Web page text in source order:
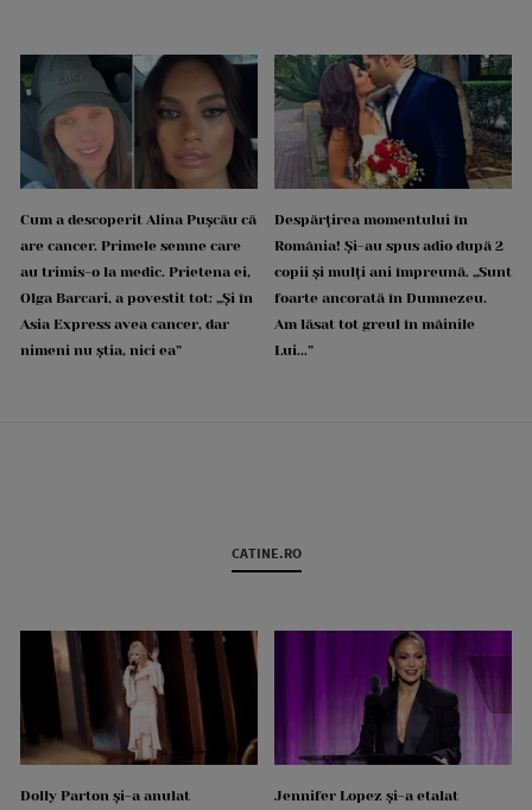
Cum a descoperit Alina Pușcău că
are cancer. Primele semne care
au trimis-o la medic. Prietena ei,
Olga Barcari, a povestit tot: „Și în
Asia Express avea cancer, dar
nimeni nu știa, nici ea”
Despărțirea momentului în
România! Și-au spus adio după 2
copii și mulți ani împreună. „Sunt
foarte ancorată în Dumnezeu.
Am lăsat tot greul în mâinile
Lui...”
CATINE.RO
Dolly Parton și-a anulat Jennifer Lopez și-a etalat